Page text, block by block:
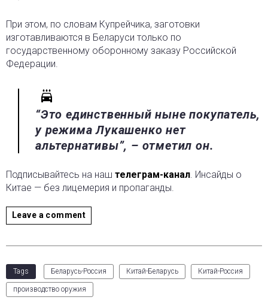
При этом, по словам Купрейчика, заготовки
изготавливаются в Беларуси только по
государственному оборонному заказу Российской
Федерации.
“Это единственный ныне покупатель,
у режима Лукашенко нет
альтернативы”, – отметил он.
Подписывайтесь на наш телеграм-канал . Инсайды о
Китае — без лицемерия и пропаганды.
Leave a comment
Tags Беларусь-Россия Китай-Беларусь Китай-Россия
производство оружия